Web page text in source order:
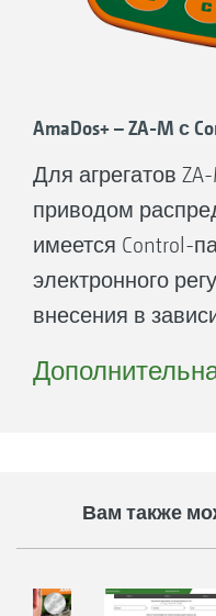
(подсчет
кабеля (передача
Система
включает также
внесения и
зависимости
Простой
меню, только
клавиши
AmaDos+ – ZA-M с
Для агрегатов
приводом
имеется Control-
электронного
внесения в
при выборе
Это особенно
Вам также